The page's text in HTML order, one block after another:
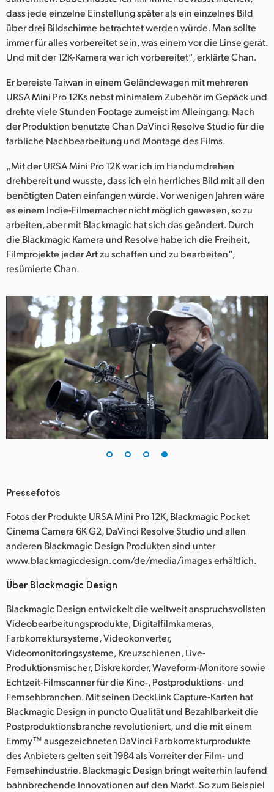
dass jede einzelne Einstellung später als ein einzelnes Bild
über drei Bildschirme betrachtet werden würde. Man sollte
immer für alles vorbereitet sein, was einem vor die Linse gerät.
Und mit der 12K-Kamera war ich vorbereitet“, erklärte Chan.
Er bereiste Taiwan in einem Geländewagen mit mehreren
URSA Mini Pro 12Ks nebst minimalem Zubehör im Gepäck und
drehte viele Stunden Footage zumeist im Alleingang. Nach
der Produktion benutzte Chan DaVinci Resolve Studio für die
farbliche Nachbearbeitung und Montage des Films.
„Mit der URSA Mini Pro 12K war ich im Handumdrehen
drehbereit und wusste, dass ich ein herrliches Bild mit all den
benötigten Daten einfangen würde. Vor wenigen Jahren wäre
es einem Indie-Filmemacher nicht möglich gewesen, so zu
arbeiten, aber mit Blackmagic hat sich das geändert. Durch
die Blackmagic Kamera und Resolve habe ich die Freiheit,
Filmprojekte jeder Art zu schaffen und zu bearbeiten“,
resümierte Chan.
Pressefotos
Fotos der Produkte URSA Mini Pro 12K, Blackmagic Pocket
Cinema Camera 6K G2, DaVinci Resolve Studio und allen
anderen Blackmagic Design Produkten sind unter
www.blackmagicdesign.com/de/media/images erhältlich.
Über Blackmagic Design
Blackmagic Design entwickelt die weltweit anspruchsvollsten
Videobearbeitungsprodukte, Digitalfilmkameras,
Farbkorrektursysteme, Videokonverter,
Videomonitoringsysteme, Kreuzschienen, Live-
Produktionsmischer, Diskrekorder, Waveform-Monitore sowie
Echtzeit-Filmscanner für die Kino-, Postproduktions- und
Fernsehbranchen. Mit seinen DeckLink Capture-Karten hat
Blackmagic Design in puncto Qualität und Bezahlbarkeit die
Postproduktionsbranche revolutioniert, und die mit einem
Emmy™ ausgezeichneten DaVinci Farbkorrekturprodukte
des Anbieters gelten seit 1984 als Vorreiter der Film- und
Fernsehindustrie. Blackmagic Design bringt weiterhin laufend
bahnbrechende Innovationen auf den Markt. So zum Beispiel